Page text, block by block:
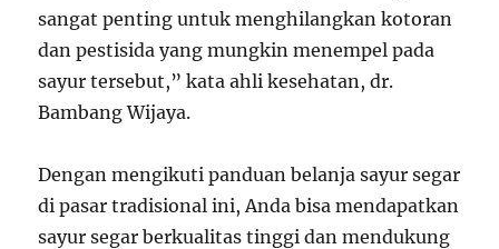
sangat penting untuk menghilangkan kotoran
dan pestisida yang mungkin menempel pada
sayur tersebut,” kata ahli kesehatan, dr.
Bambang Wijaya.
Dengan mengikuti panduan belanja sayur segar
di pasar tradisional ini, Anda bisa mendapatkan
sayur segar berkualitas tinggi dan mendukung